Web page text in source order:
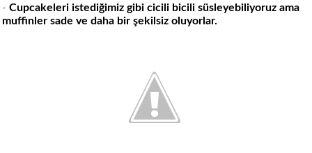
- Cupcakeleri istediğimiz gibi cicili bicili süsleyebiliyoruz ama
muffinler sade ve daha bir şekilsiz oluyorlar.